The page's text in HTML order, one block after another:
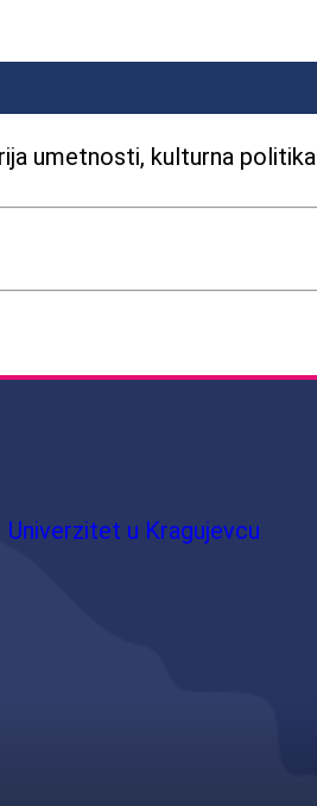
umetnosti, kulturna politika
Univerzitet u Kragujevcu